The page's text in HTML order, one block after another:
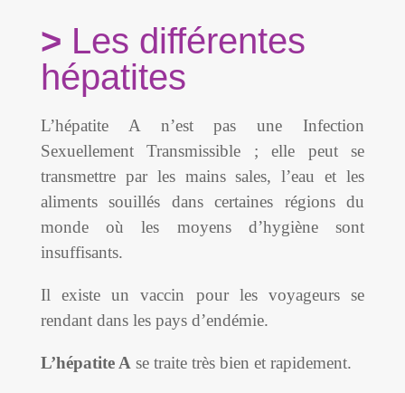
Les différentes
hépatites
L’hépatite A n’est pas une Infection
Sexuellement Transmissible ; elle peut se
transmettre par les mains sales, l’eau et les
aliments souillés dans certaines régions du
monde où les moyens d’hygiène sont
insuffisants.
Il existe un vaccin pour les voyageurs se
rendant dans les pays d’endémie.
L’hépatite A se traite très bien et rapidement.